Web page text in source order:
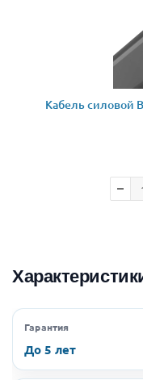
Кабель силовой
Гарантия
До 5 лет